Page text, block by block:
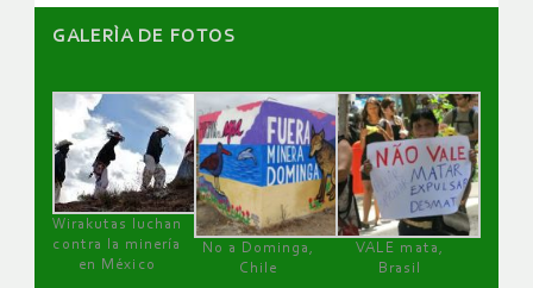
GALERÌA DE FOTOS
Wirakutas luchan
contra la minería
en México
No a Dominga,
Chile
VALE mata,
Brasil